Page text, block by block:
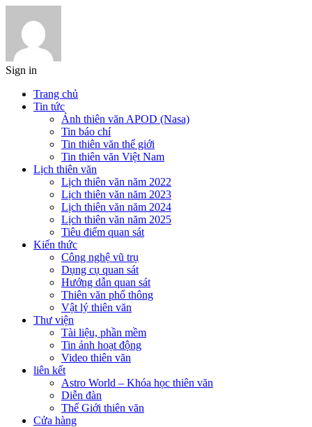
Sign in
Trang chủ
Tin tức
Ảnh thiên văn APOD (Nasa)
Tin báo chí
Tin thiên văn thế giới
Tin thiên văn Việt Nam
Lịch thiên văn
Lịch thiên văn năm 2022
Lịch thiên văn năm 2023
Lịch thiên văn năm 2024
Lịch thiên văn năm 2025
Tiêu điểm quan sát
Kiến thức
Công nghệ vũ trụ
Dụng cụ quan sát
Hướng dẫn quan sát
Thiên văn phổ thông
Vật lý thiên văn
Thư viện
Tài liệu, phần mềm
Tin ảnh hoạt động
Video thiên văn
liên kết
Astro World – Khóa học thiên văn
Diễn đàn
Thế Giới thiên văn
Cửa hàng